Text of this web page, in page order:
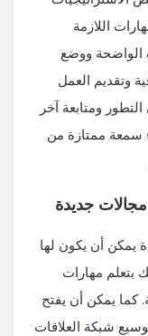
اللازمة
الواضحة ووضع
وتقديم العمل
ومتابعة آخر
سمعة ممتازة من
جديدة
يمكن أن يكون لها
بتعلم مهارات
كما يمكن أن يفتح
شبكة العلاقات